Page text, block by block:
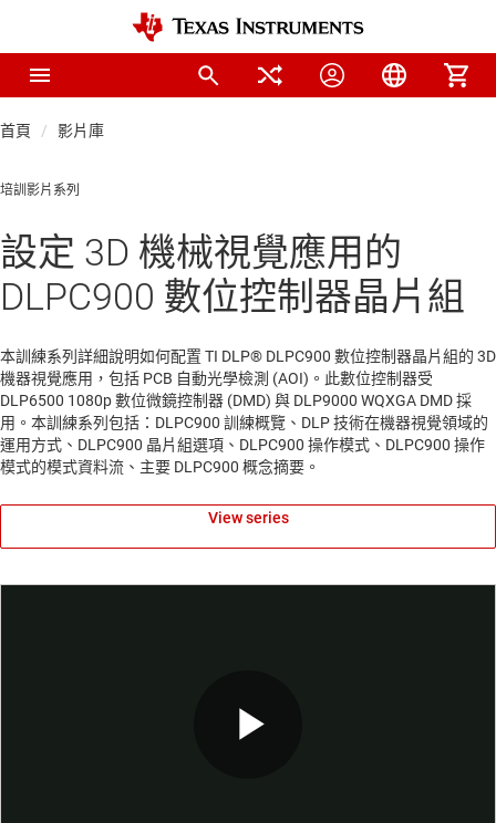
首頁 影片庫
培訓影片系列
設定 3D 機械視覺應用的
DLPC900 數位控制器晶片組
本訓練系列詳細說明如何配置 TI DLP® DLPC900 數位控制器晶片組的 3D
機器視覺應用，包括 PCB 自動光學檢測 (AOI)。此數位控制器受
DLP6500 1080p 數位微鏡控制器 (DMD) 與 DLP9000 WQXGA DMD 採
用。本訓練系列包括：DLPC900 訓練概覽、DLP 技術在機器視覺領域的
運用方式、DLPC900 晶片組選項、DLPC900 操作模式、DLPC900 操作
模式的模式資料流、主要 DLPC900 概念摘要。
View series